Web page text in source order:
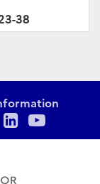
38
LinkedIn